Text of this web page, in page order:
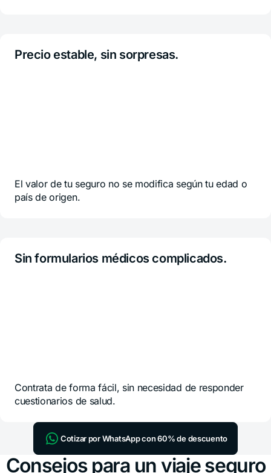
Precio estable, sin sorpresas.
El valor de tu seguro no se modifica según tu edad o
país de origen.
Sin formularios médicos complicados.
Contrata de forma fácil, sin necesidad de responder
cuestionarios de salud.
Cotizar por WhatsApp con 60% de descuento
Consejos para un viaje seguro